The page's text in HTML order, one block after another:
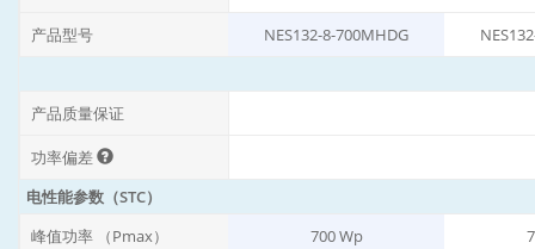
产品型号 NES132-8-700MHDG
产品质量保证
功率偏差
电性能参数（STC）
峰值功率 （Pmax）
700 Wp